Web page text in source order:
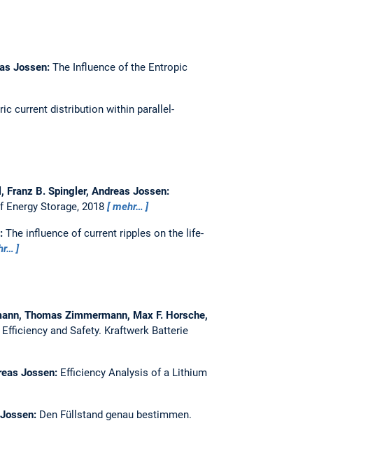
Jossen: The Influence of the Entropic
current distribution within parallel-
B. Spingler, Andreas Jossen:
Energy Storage, 2018 mehr…
The influence of current ripples on the life-
Thomas Zimmermann, Max F. Horsche,
and Safety. Kraftwerk Batterie
Jossen: Efficiency Analysis of a Lithium
Den Füllstand genau bestimmen.